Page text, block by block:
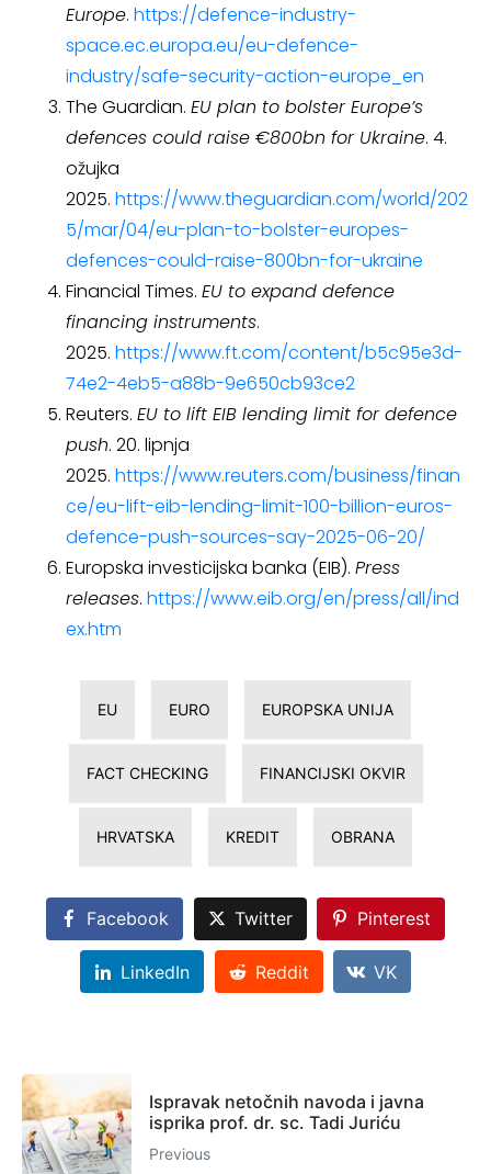
Europe. https://defence-industry-
space.ec.europa.eu/eu-defence-
industry/safe-security-action-europe_en
The Guardian. EU plan to bolster Europe’s
defences could raise €800bn for Ukraine. 4.
ožujka
2025. https://www.theguardian.com/world/202
5/mar/04/eu-plan-to-bolster-europes-
defences-could-raise-800bn-for-ukraine
Financial Times. EU to expand defence
financing instruments.
2025. https://www.ft.com/content/b5c95e3d-
74e2-4eb5-a88b-9e650cb93ce2
Reuters. EU to lift EIB lending limit for defence
push. 20. lipnja
2025. https://www.reuters.com/business/finan
ce/eu-lift-eib-lending-limit-100-billion-euros-
defence-push-sources-say-2025-06-20/
Europska investicijska banka (EIB). Press
releases. https://www.eib.org/en/press/all/ind
ex.htm
EU EURO EUROPSKA UNIJA
FACT CHECKING FINANCIJSKI OKVIR
HRVATSKA KREDIT OBRANA
Facebook Twitter Pinterest
LinkedIn Reddit VK
Ispravak netočnih navoda i javna
isprika prof. dr. sc. Tadi Juriću
Previous